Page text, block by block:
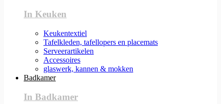
In Keuken
Keukentextiel
Tafelkleden, tafellopers en placemats
Serveerartikelen
Accessoires
glaswerk, kannen & mokken
Badkamer
In Badkamer